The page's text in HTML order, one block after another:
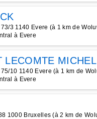
3 1140 Evere (à 1 km de
à Evere
LECOMTE MICHEL
10 1140 Evere (à 1 km de
à Evere
1000 Bruxelles (à 2 km de